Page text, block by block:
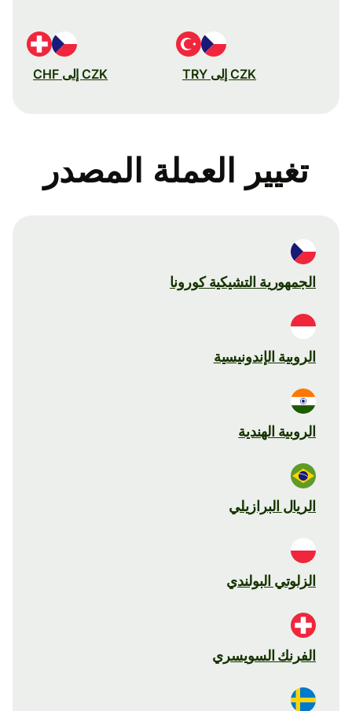
CZK إلى TRY CZK إلى CHF
تغيير العملة المصدر
الجمهورية التشيكية كورونا
الروبية الإندونيسية
الروبية الهندية
الريال البرازيلي
الزلوتي البولندي
الفرنك السويسري